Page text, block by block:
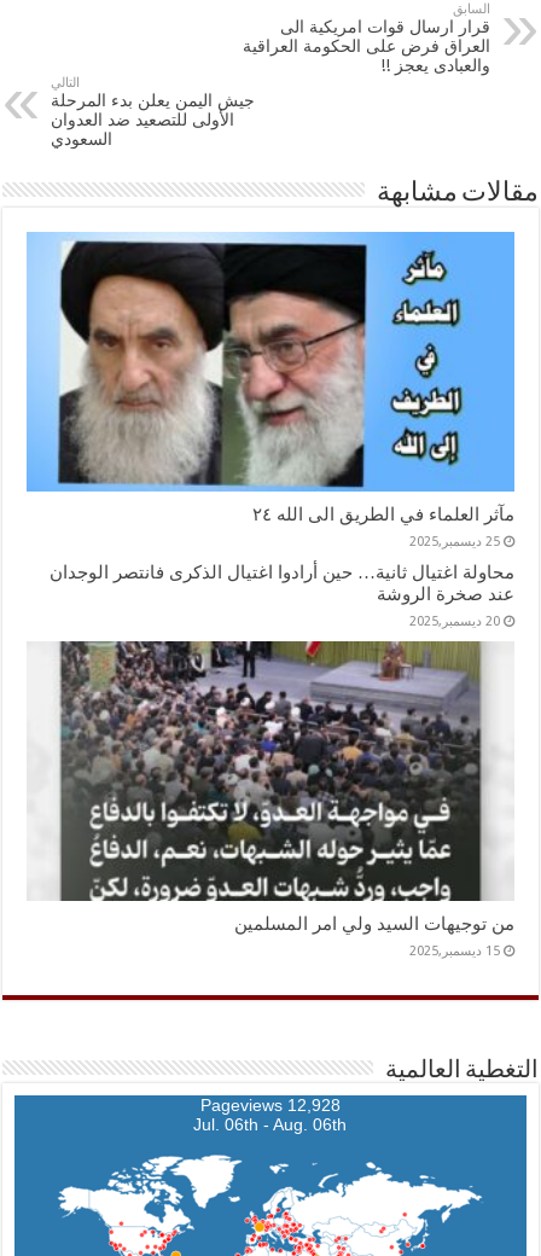
السابق
قرار ارسال قوات امریکیة الى
العراق فرض على الحکومة العراقیة
والعبادی یعجز !!
التالي
جیش الیمن یعلن بدء المرحلة
الأولى للتصعید ضد العدوان
السعودي
مقالات مشابهة
مآثر العلماء في الطريق الى الله ٢٤
25 ديسمبر,2025
محاولة اغتيال ثانية… حين أرادوا اغتيال الذكرى فانتصر الوجدان
عند صخرة الروشة
20 ديسمبر,2025
من توجيهات السيد ولي امر المسلمين
15 ديسمبر,2025
التغطية العالمية
12,928 Pageviews
Jul. 06th - Aug. 06th